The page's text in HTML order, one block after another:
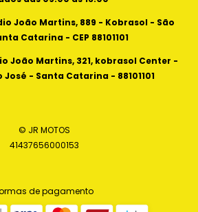
João Martins, 889 - Kobrasol - São
Catarina - CEP 88101101
João Martins, 321, kobrasol Center -
- Santa Catarina - 88101101
© JR MOTOS
41437656000153
de pagamento